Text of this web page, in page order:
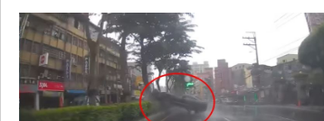
台鐵局長杜微的表情和動作，因為像極了emoji
表情符號。(許雅惠)